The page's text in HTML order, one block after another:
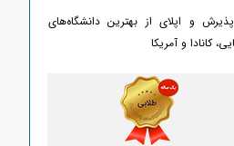
و اپلای از بهترین دانشگاه‌های
کانادا و آمریکا